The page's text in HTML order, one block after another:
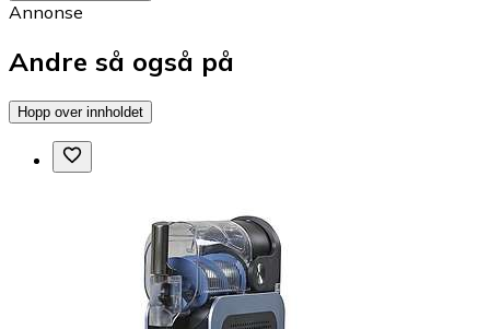
Annonse
Andre så også på
Hopp over innholdet